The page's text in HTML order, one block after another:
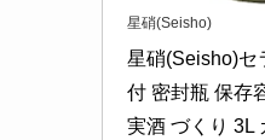
星硝(Seisho)
星硝(Seisho)セ
付 密封瓶 保存
実酒 づくり 3L